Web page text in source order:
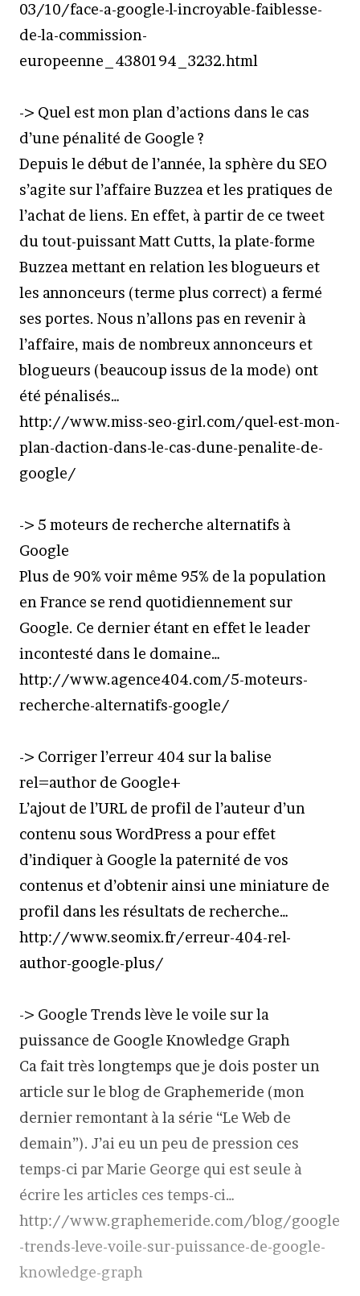
03/10/face-a-google-l-incroyable-faiblesse-
de-la-commission-
europeenne_4380194_3232.html
-> Quel est mon plan d’actions dans le cas
d’une pénalité de Google ?
Depuis le début de l’année, la sphère du SEO
s’agite sur l’affaire Buzzea et les pratiques de
l’achat de liens. En effet, à partir de ce tweet
du tout-puissant Matt Cutts, la plate-forme
Buzzea mettant en relation les blogueurs et
les annonceurs (terme plus correct) a fermé
ses portes. Nous n’allons pas en revenir à
l’affaire, mais de nombreux annonceurs et
blogueurs (beaucoup issus de la mode) ont
été pénalisés…
http://www.miss-seo-girl.com/quel-est-mon-
plan-daction-dans-le-cas-dune-penalite-de-
google/
-> 5 moteurs de recherche alternatifs à
Google
Plus de 90% voir même 95% de la population
en France se rend quotidiennement sur
Google. Ce dernier étant en effet le leader
incontesté dans le domaine…
http://www.agence404.com/5-moteurs-
recherche-alternatifs-google/
-> Corriger l’erreur 404 sur la balise
rel=author de Google+
L’ajout de l’URL de profil de l’auteur d’un
contenu sous WordPress a pour effet
d’indiquer à Google la paternité de vos
contenus et d’obtenir ainsi une miniature de
profil dans les résultats de recherche…
http://www.seomix.fr/erreur-404-rel-
author-google-plus/
-> Google Trends lève le voile sur la
puissance de Google Knowledge Graph
Ca fait très longtemps que je dois poster un
article sur le blog de Graphemeride (mon
dernier remontant à la série “Le Web de
demain”). J’ai eu un peu de pression ces
temps-ci par Marie George qui est seule à
écrire les articles ces temps-ci…
http://www.graphemeride.com/blog/google
-trends-leve-voile-sur-puissance-de-google-
knowledge-graph